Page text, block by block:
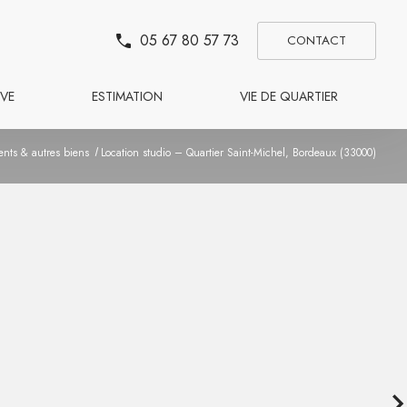
05 67 80 57 73 CONTACT
ESTIMATION VIE DE QUARTIER
& autres biens Location studio – Quartier Saint-Michel, Bordeaux (33000)